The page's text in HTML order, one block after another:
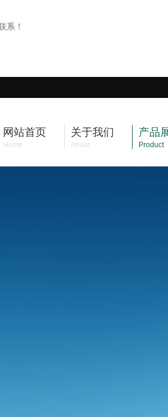
系！
网站首页
Home
关于我们
About
产品
Product